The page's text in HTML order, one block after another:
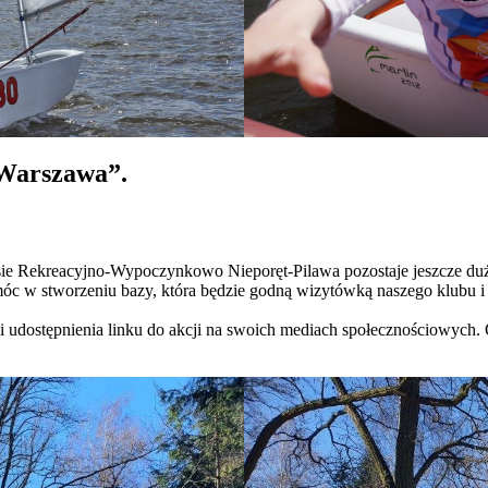
Wypoczynkowo Nieporęt-Pilawa pozostaje jeszcze
w stworzeniu bazy, która będzie godną wizytówką naszego
linku do akcji na swoich mediach